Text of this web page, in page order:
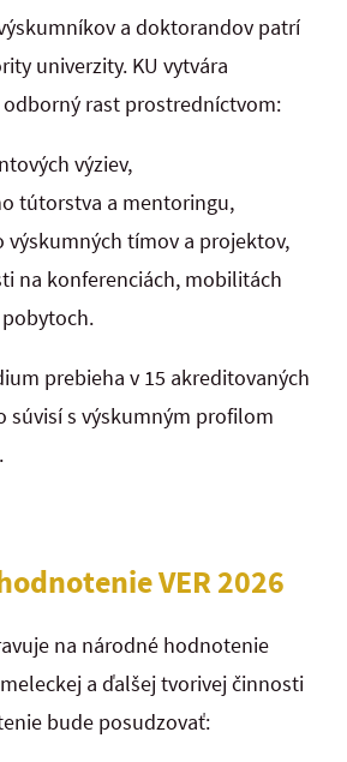
a doktorandov patrí
univerzity. KU vytvára
rast prostredníctvom:
výziev,
tútorstva a mentoringu,
výskumných tímov a projektov,
na konferenciách, mobilitách
prebieha v 15 akreditovaných
súvisí s výskumným profilom
VER 2026
na národné hodnotenie
a ďalšej tvorivej činnosti
bude posudzovať: